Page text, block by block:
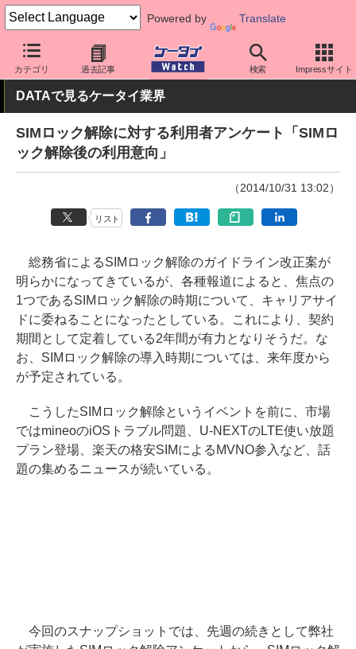
Powered by Translate
カテゴリ 過去記事 検索 Impressサイト
ケータイ Watch 業界動向 調査
DATAで見るケータイ業界
SIMロック解除に対する利用者アンケート「SIMロ
ック解除後の利用意向」
（2014/10/31 13:02）
リスト
総務省によるSIMロック解除のガイドライン改正案が
明らかになってきているが、各種報道によると、焦点の
1つであるSIMロック解除の時期について、キャリアサイ
ドに委ねることになったとしている。これにより、契約
期間として定着している2年間が有力となりそうだ。な
お、SIMロック解除の導入時期については、来年度から
が予定されている。
こうしたSIMロック解除というイベントを前に、市場
ではmineoのiOSトラブル問題、U-NEXTのLTE使い放題
プラン登場、楽天の格安SIMによるMVNO参入など、話
題の集めるニュースが続いている。
今回のスナップショットでは、先週の続きとして弊社